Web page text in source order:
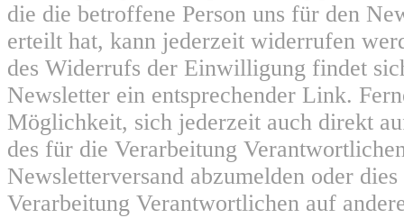
die die betroffene Person uns für den
erteilt hat, kann jederzeit widerrufen
des Widerrufs der Einwilligung findet
Newsletter ein entsprechender Link.
Möglichkeit, sich jederzeit auch direkt
des für die Verarbeitung
Newsletterversand abzumelden oder
Verarbeitung Verantwortlichen auf